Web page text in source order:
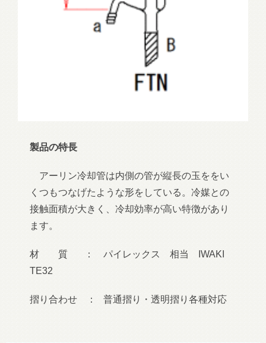
製品の特長
アーリン冷却管は内側の管が縦長の玉ををい
くつもつなげたような形をしている。冷媒との
接触面積が大きく、冷却効率が高い特徴があり
ます。
材 質 ： パイレックス 相当 IWAKI
TE32
摺り合わせ ： 普通摺り・透明摺り各種対応